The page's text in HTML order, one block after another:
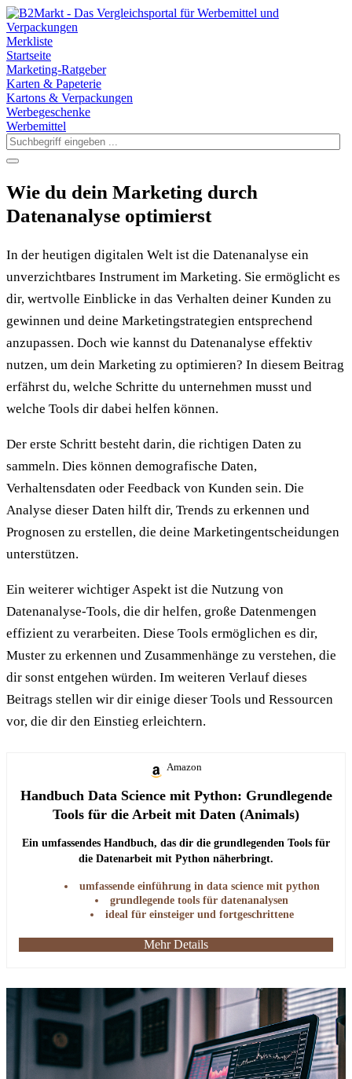
Merkliste
Startseite
Marketing-Ratgeber
Karten & Papeterie
Kartons & Verpackungen
Werbegeschenke
Werbemittel
Wie du dein Marketing durch
Datenanalyse optimierst
In der heutigen digitalen Welt ist die Datenanalyse ein
unverzichtbares Instrument im Marketing. Sie ermöglicht es
dir, wertvolle Einblicke in das Verhalten deiner Kunden zu
gewinnen und deine Marketingstrategien entsprechend
anzupassen. Doch wie kannst du Datenanalyse effektiv
nutzen, um dein Marketing zu optimieren? In diesem Beitrag
erfährst du, welche Schritte du unternehmen musst und
welche Tools dir dabei helfen können.
Der erste Schritt besteht darin, die richtigen Daten zu
sammeln. Dies können demografische Daten,
Verhaltensdaten oder Feedback von Kunden sein. Die
Analyse dieser Daten hilft dir, Trends zu erkennen und
Prognosen zu erstellen, die deine Marketingentscheidungen
unterstützen.
Ein weiterer wichtiger Aspekt ist die Nutzung von
Datenanalyse-Tools, die dir helfen, große Datenmengen
effizient zu verarbeiten. Diese Tools ermöglichen es dir,
Muster zu erkennen und Zusammenhänge zu verstehen, die
dir sonst entgehen würden. Im weiteren Verlauf dieses
Beitrags stellen wir dir einige dieser Tools und Ressourcen
vor, die dir den Einstieg erleichtern.
Amazon
Handbuch Data Science mit Python: Grundlegende
Tools für die Arbeit mit Daten (Animals)
Ein umfassendes Handbuch, das dir die grundlegenden Tools für
die Datenarbeit mit Python näherbringt.
umfassende einführung in data science mit python
grundlegende tools für datenanalysen
ideal für einsteiger und fortgeschrittene
Mehr Details